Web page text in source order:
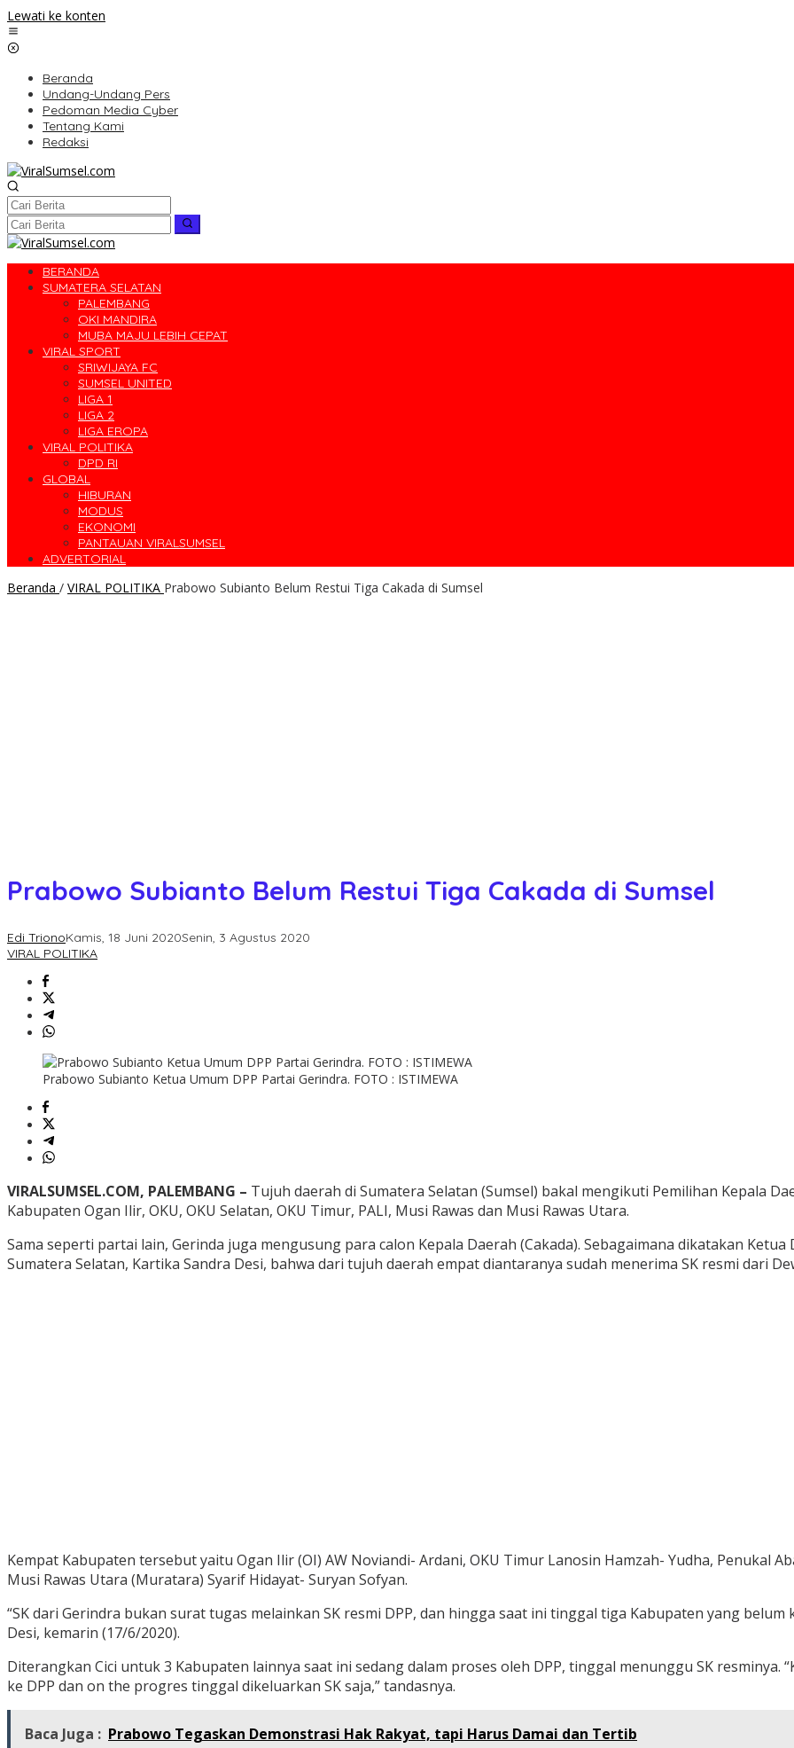
Lewati ke konten
Beranda
Undang-Undang Pers
Pedoman Media Cyber
Tentang Kami
Redaksi
BERANDA
SUMATERA SELATAN
PALEMBANG
OKI MANDIRA
MUBA MAJU LEBIH CEPAT
VIRAL SPORT
SRIWIJAYA FC
SUMSEL UNITED
LIGA 1
LIGA 2
LIGA EROPA
VIRAL POLITIKA
DPD RI
GLOBAL
HIBURAN
MODUS
EKONOMI
PANTAUAN VIRALSUMSEL
ADVERTORIAL
Beranda / VIRAL POLITIKA Prabowo Subianto Belum Restui Tiga Cakada di Sumsel
Prabowo Subianto Belum Restui Tiga Cakada di Sumsel
Edi TrionoKamis, 18 Juni 2020Senin, 3 Agustus 2020
VIRAL POLITIKA
Prabowo Subianto Ketua Umum DPP Partai Gerindra. FOTO : ISTIMEWA
VIRALSUMSEL.COM, PALEMBANG – Tujuh daerah di Sumatera Selatan (Sumsel) bakal mengikuti Pemilihan Kepala
Kabupaten Ogan Ilir, OKU, OKU Selatan, OKU Timur, PALI, Musi Rawas dan Musi Rawas Utara.
Sama seperti partai lain, Gerinda juga mengusung para calon Kepala Daerah (Cakada). Sebagaimana dikatakan
Sumatera Selatan, Kartika Sandra Desi, bahwa dari tujuh daerah empat diantaranya sudah menerima SK resmi dari
Kempat Kabupaten tersebut yaitu Ogan Ilir (OI) AW Noviandi- Ardani, OKU Timur Lanosin Hamzah- Yudha, Penukal
Musi Rawas Utara (Muratara) Syarif Hidayat- Suryan Sofyan.
“SK dari Gerindra bukan surat tugas melainkan SK resmi DPP, dan hingga saat ini tinggal tiga Kabupaten yang belum
Desi, kemarin (17/6/2020).
Diterangkan Cici untuk 3 Kabupaten lainnya saat ini sedang dalam proses oleh DPP, tinggal menunggu SK resminya.
ke DPP dan on the progres tinggal dikeluarkan SK saja,” tandasnya.
Baca Juga : Prabowo Tegaskan Demonstrasi Hak Rakyat, tapi Harus Damai dan Tertib